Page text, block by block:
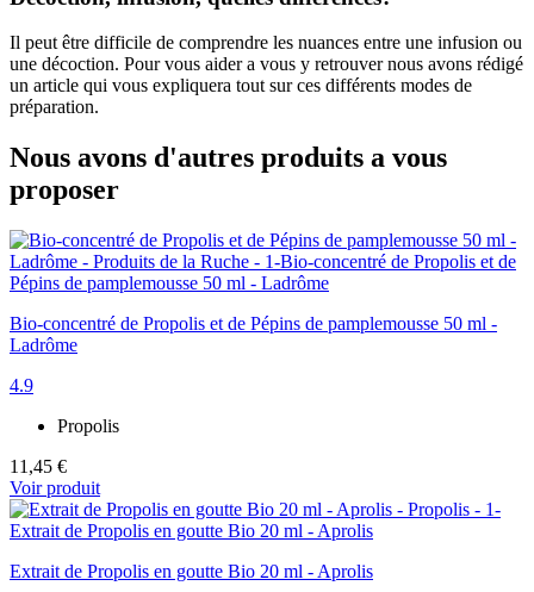
Il peut être difficile de comprendre les nuances entre une infusion ou
une décoction. Pour vous aider a vous y retrouver nous avons rédigé
un article qui vous expliquera tout sur ces différents modes de
préparation.
Nous avons d'autres produits a vous
proposer
Bio-concentré de Propolis et de Pépins de pamplemousse 50 ml -
Ladrôme
4.9
Propolis
11,45 €
Voir produit
Extrait de Propolis en goutte Bio 20 ml - Aprolis